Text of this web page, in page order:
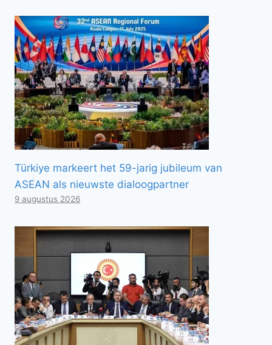
Türkiye markeert het 59-jarig jubileum van
ASEAN als nieuwste dialoogpartner
9 augustus 2026